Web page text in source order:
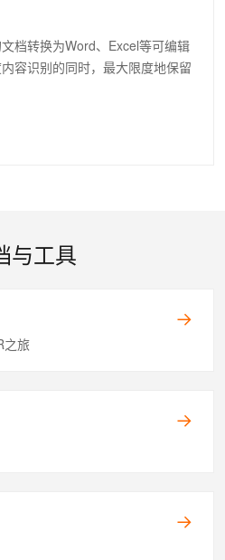
档转换为Word、Excel等可编辑
容识别的同时，最大限度地保留
与工具
之旅